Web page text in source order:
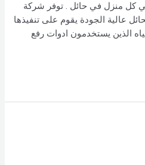
كل منزل في حائل . توفر شركة
عالية الجودة يقوم على تنفيذها
الذين يستخدمون ادوات رفع